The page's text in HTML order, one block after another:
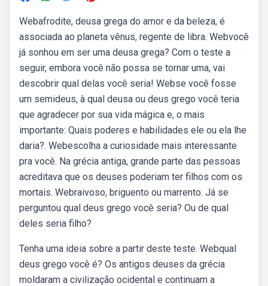
Webafrodite, deusa grega do amor e da beleza, é
associada ao planeta vênus, regente de libra. Webvocê
já sonhou em ser uma deusa grega? Com o teste a
seguir, embora você não possa se tornar uma, vai
descobrir qual delas você seria! Webse você fosse
um semideus, à qual deusa ou deus grego você teria
que agradecer por sua vida mágica e, o mais
importante: Quais poderes e habilidades ele ou ela lhe
daria?. Webescolha a curiosidade mais interessante
pra você. Na grécia antiga, grande parte das pessoas
acreditava que os deuses poderiam ter filhos com os
mortais. Webraivoso, briguento ou marrento. Já se
perguntou qual deus grego você seria? Ou de qual
deles seria filho?
Tenha uma ideia sobre a partir deste teste. Webqual
deus grego você é? Os antigos deuses da grécia
moldaram a civilização ocidental e continuam a